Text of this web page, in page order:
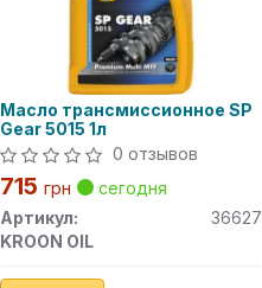
Масло трансмиссионное SP
Gear 5015 1л
0 отзывов
715 грн
сегодня
Артикул:
36627
KROON OIL